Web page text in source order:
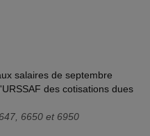
salaires de septembre
des cotisations dues
6650 et 6950